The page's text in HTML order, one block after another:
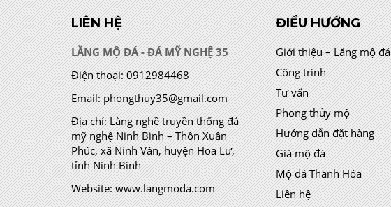
LIÊN HỆ
LĂNG MỘ ĐÁ - ĐÁ MỸ NGHỆ 35
Điện thoại: 0912984468
Email: phongthuy35@gmail.com
Địa chỉ:Làng nghề truyền thống đá
mỹ nghệ Ninh Bình – Thôn Xuân
Phúc, xã Ninh Vân, huyện Hoa Lư,
tỉnh Ninh Bình
Website: www.langmoda.com
ĐIỀU HƯỚNG
Giới thiệu – Lăng mộ đá
Công trình
Tư vấn
Phong thủy mộ
Hướng dẫn đặt hàng
Giá mộ đá
Mộ đá Thanh Hóa
Liên hệ